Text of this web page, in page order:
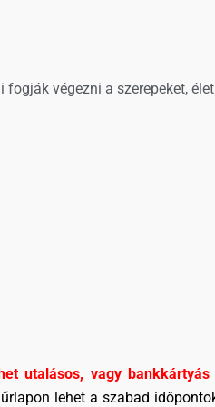
végezni a szerepeket,
utalásos, vagy
lehet a szabad